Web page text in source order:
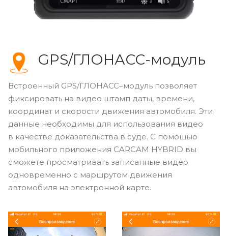
GPS/ГЛОНАСС-модуль
Встроенный GPS/ГЛОНАСС–модуль позволяет
фиксировать на видео штамп даты, времени,
координат и скорости движения автомобиля. Эти
данные необходимы для использования видео
в качестве доказательства в суде. С помощью
мобильного приложения CARCAM HYBRID вы
сможете просматривать записанные видео
одновременно с маршрутом движения
автомобиля на электронной карте.